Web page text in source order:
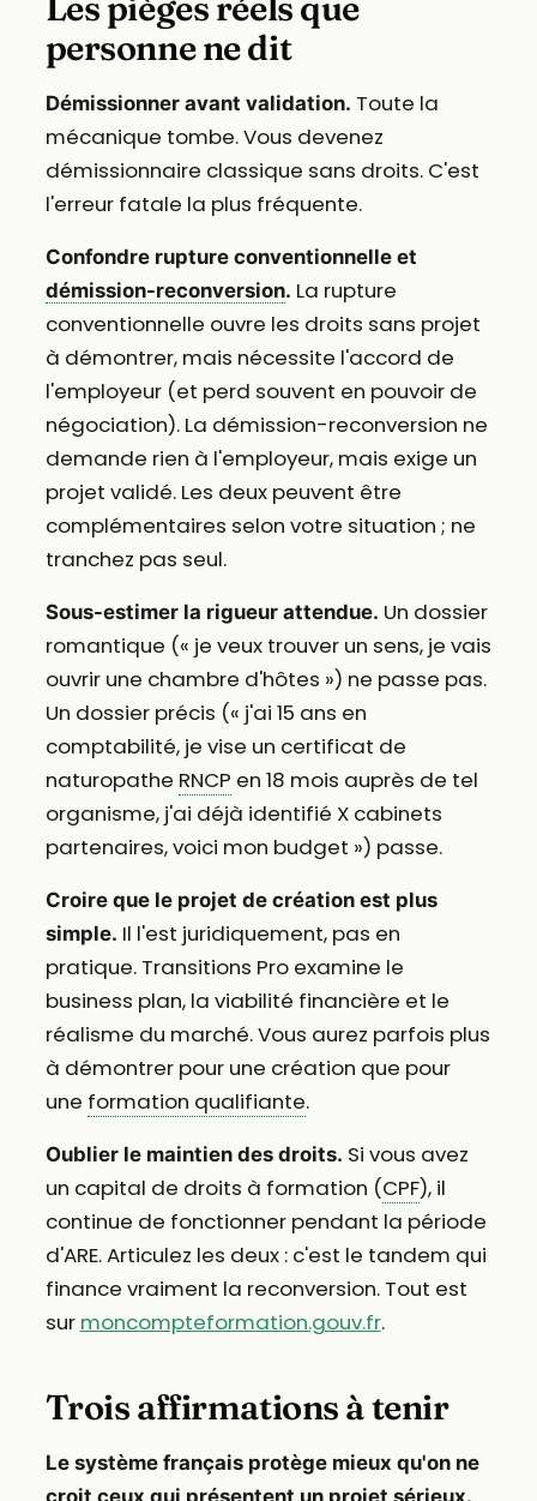
personne ne dit
Démissionner avant validation. Toute la
mécanique tombe. Vous devenez
démissionnaire classique sans droits. C'est
l'erreur fatale la plus fréquente.
Confondre rupture conventionnelle et
démission-reconversion. La rupture
conventionnelle ouvre les droits sans projet
à démontrer, mais nécessite l'accord de
l'employeur (et perd souvent en pouvoir de
négociation). La démission-reconversion ne
demande rien à l'employeur, mais exige un
projet validé. Les deux peuvent être
complémentaires selon votre situation ; ne
tranchez pas seul.
Sous-estimer la rigueur attendue. Un dossier
romantique (« je veux trouver un sens, je vais
ouvrir une chambre d'hôtes ») ne passe pas.
Un dossier précis (« j'ai 15 ans en
comptabilité, je vise un certificat de
naturopathe RNCP en 18 mois auprès de tel
organisme, j'ai déjà identifié X cabinets
partenaires, voici mon budget ») passe.
Croire que le projet de création est plus
simple. Il l'est juridiquement, pas en
pratique. Transitions Pro examine le
business plan, la viabilité financière et le
réalisme du marché. Vous aurez parfois plus
à démontrer pour une création que pour
une formation qualifiante.
Oublier le maintien des droits. Si vous avez
un capital de droits à formation (CPF), il
continue de fonctionner pendant la période
d'ARE. Articulez les deux : c'est le tandem qui
finance vraiment la reconversion. Tout est
sur moncompteformation.gouv.fr.
Trois affirmations à tenir
Le système français protège mieux qu'on ne
croit ceux qui présentent un projet sérieux.